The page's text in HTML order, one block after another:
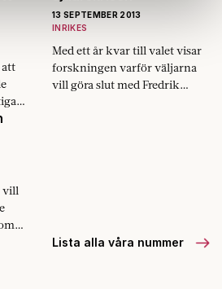
tillhandahållit eller som de har
deras tjänster.
hur vi hanterar personuppgifter
att
13 SEPTEMBER 2013
INRIKES
Med ett år kvar till valet visar
forskningen varför ­väljarna
vill göra slut med Fredrik
vill
Lista alla våra nummer